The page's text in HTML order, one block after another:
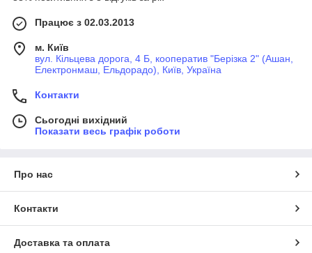
Працює з 02.03.2013
м. Київ
вул. Кільцева дорога, 4 Б, кооператив "Берізка 2" (Ашан,
Електронмаш, Ельдорадо), Київ, Україна
Контакти
Сьогодні вихідний
Показати весь графік роботи
Про нас
Контакти
Доставка та оплата